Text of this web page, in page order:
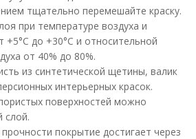
тщательно перемешайте краску.
при температуре воздуха и
+5°С до +30°С и относительной
от 40% до 80%.
из синтетической щетины, валик
интерьерных красок.
поверхностей можно
слой.
покрытие достигает через